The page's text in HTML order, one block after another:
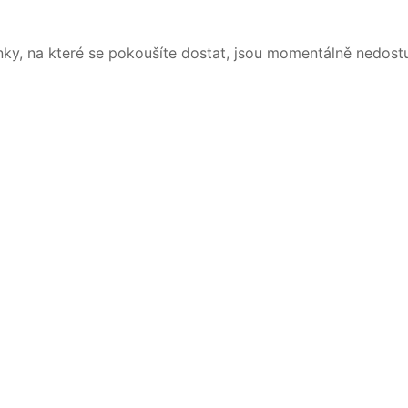
na které se pokoušíte dostat, jsou momentálně